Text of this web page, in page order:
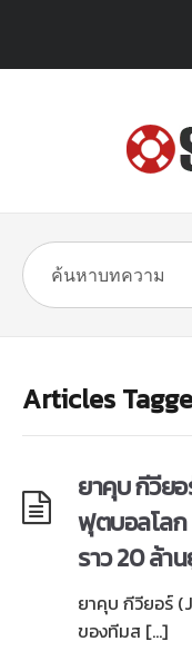
Articles
ยาคุบ กีวีย
ฟุตบอลโลก
ราว 20 ล้า
ยาคุบ กีวียอร์
ของทีมส […]